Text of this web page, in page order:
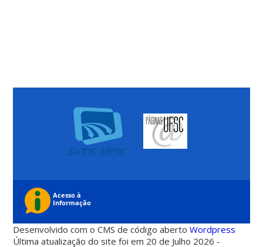
Desenvolvido com o CMS de código abertoWordpress
Última atualização do site foi em 20 de Julho 2026 -